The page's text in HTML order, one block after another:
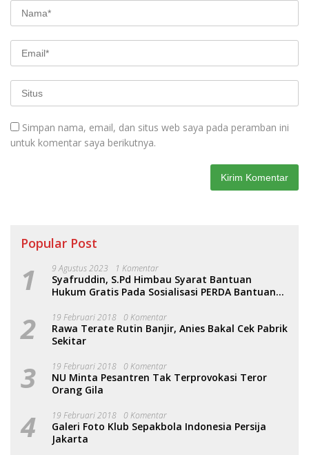
Simpan nama, email, dan situs web saya pada peramban ini
untuk komentar saya berikutnya.
Popular Post
1 9 Agustus 2023 1 Komentar
Syafruddin, S.Pd Himbau Syarat Bantuan
Hukum Gratis Pada Sosialisasi PERDA Bantuan
2 19 Februari 2018 0 Komentar
Rawa Terate Rutin Banjir, Anies Bakal Cek Pabrik
Sekitar
3 19 Februari 2018 0 Komentar
NU Minta Pesantren Tak Terprovokasi Teror
Orang Gila
4 19 Februari 2018 0 Komentar
Galeri Foto Klub Sepakbola Indonesia Persija
Jakarta